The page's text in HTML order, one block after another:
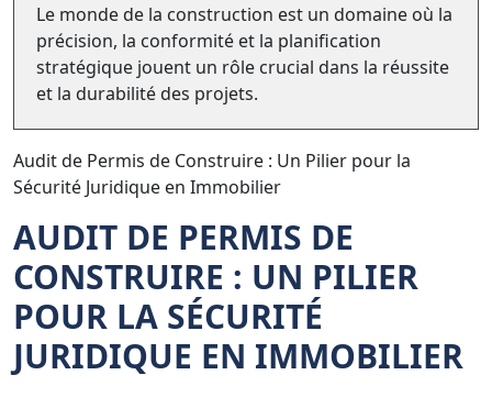
Le monde de la construction est un domaine où la
précision, la conformité et la planification
stratégique jouent un rôle crucial dans la réussite
et la durabilité des projets.
Audit de Permis de Construire : Un Pilier pour la
Sécurité Juridique en Immobilier
AUDIT DE PERMIS DE
CONSTRUIRE : UN PILIER
POUR LA SÉCURITÉ
JURIDIQUE EN IMMOBILIER